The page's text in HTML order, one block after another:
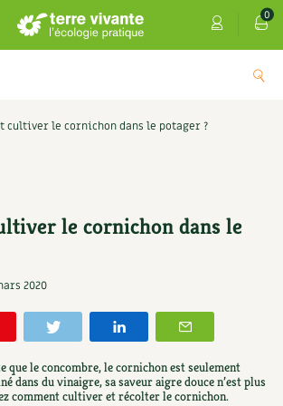
0
Jardin bio
jardin
entre amis
cultiver le cornichon dans le potager ?
le cornichon dans le
2020
que le concombre, le cornichon est seulement
dans du vinaigre, sa saveur aigre douce n’est plus
comment cultiver et récolter le cornichon.
5,00€